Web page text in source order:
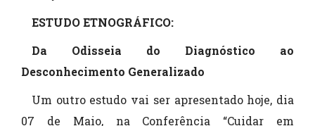
ESTUDO ETNOGRÁFICO:
Da Odisseia do Diagnóstico ao
Desconhecimento Generalizado
Um outro estudo vai ser apresentado hoje, dia
07 de Maio, na Conferência “Cuidar em